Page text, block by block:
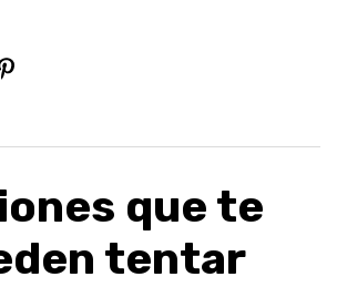
que te
tentar